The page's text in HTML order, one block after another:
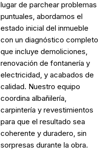
lugar de parchear problemas
puntuales, abordamos el
estado inicial del inmueble
con un diagnóstico completo
que incluye demoliciones,
renovación de fontanería y
electricidad, y acabados de
calidad. Nuestro equipo
coordina albañilería,
carpintería y revestimientos
para que el resultado sea
coherente y duradero, sin
sorpresas durante la obra.